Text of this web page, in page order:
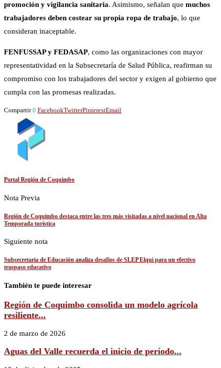
promoción y vigilancia sanitaria. Asimismo, señalan que muchos
trabajadores deben costear su propia ropa de trabajo, lo que
consideran inaceptable.
FENFUSSAP y FEDASAP, como las organizaciones con mayor
representatividad en la Subsecretaría de Salud Pública, reafirman su
compromiso con los trabajadores del sector y exigen al gobierno que
cumpla con las promesas realizadas.
Compartir 0 FacebookTwitterPinterestEmail
Portal Región de Coquimbo
Nota Previa
Región de Coquimbo destaca entre las tres más visitadas a nivel nacional en Alta
Temporada turística
Siguiente nota
Subsecretaria de Educación analiza desafíos de SLEP Elqui para un efectivo
traspaso educativo
También te puede interesar
Región de Coquimbo consolida un modelo agrícola
resiliente...
2 de marzo de 2026
Aguas del Valle recuerda el inicio de período...